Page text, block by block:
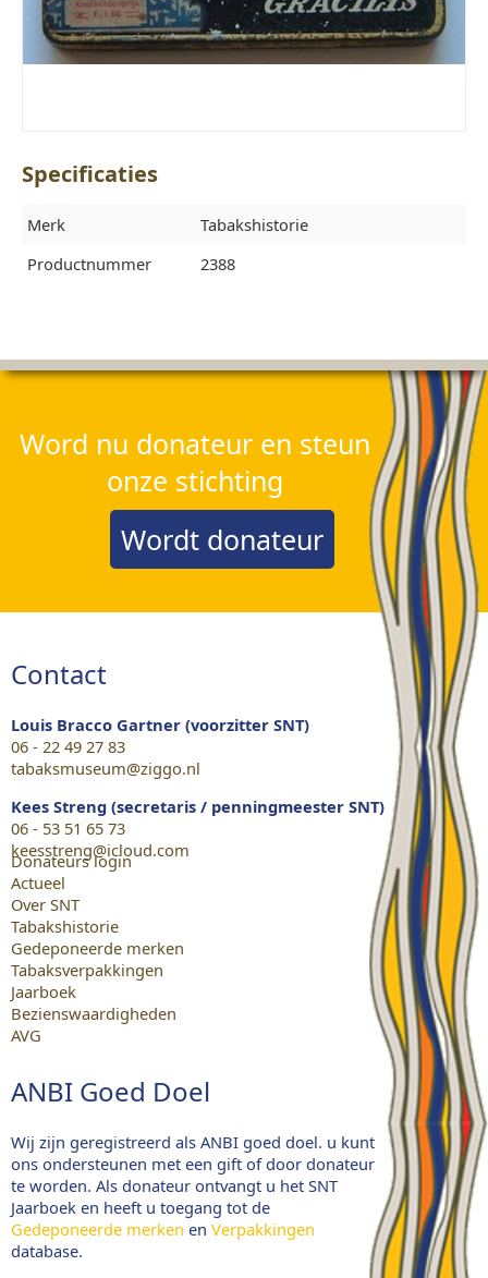
Specificaties
Merk
Tabakshistorie
Productnummer
2388
Word nu donateur en steun
onze stichting
Wordt donateur
Contact
Louis Bracco Gartner (voorzitter SNT)
06 - 22 49 27 83
tabaksmuseum@ziggo.nl
Kees Streng (secretaris / penningmeester SNT)
06 - 53 51 65 73
keesstreng@icloud.com
Donateurs login
Actueel
Over SNT
Tabakshistorie
Gedeponeerde merken
Tabaksverpakkingen
Jaarboek
Bezienswaardigheden
AVG
ANBI Goed Doel
Wij zijn geregistreerd als ANBI goed doel. u kunt
ons ondersteunen met een gift of door donateur
te worden. Als donateur ontvangt u het SNT
Jaarboek en heeft u toegang tot de
Gedeponeerde merken en Verpakkingen
database.